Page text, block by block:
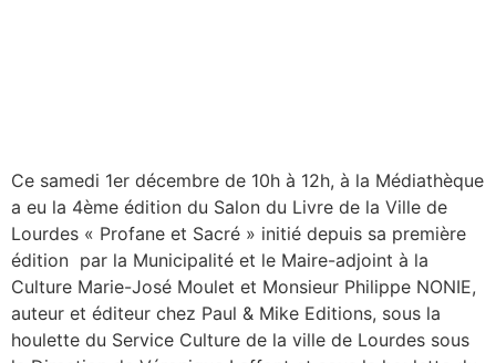
Ce samedi 1er décembre de 10h à 12h, à la Médiathèque
a eu la 4ème édition du Salon du Livre de la Ville de
Lourdes « Profane et Sacré » initié depuis sa première
édition par la Municipalité et le Maire-adjoint à la
Culture Marie-José Moulet et Monsieur Philippe NONIE,
auteur et éditeur chez Paul & Mike Editions, sous la
houlette du Service Culture de la ville de Lourdes sous